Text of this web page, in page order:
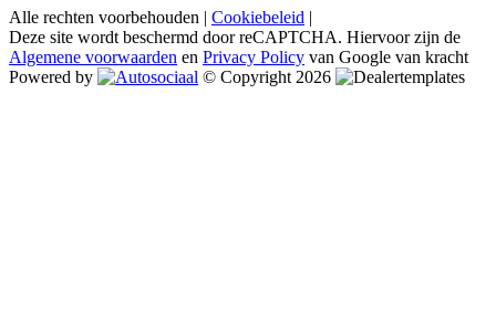
Alle rechten voorbehouden | Cookiebeleid |
Deze site wordt beschermd door reCAPTCHA. Hiervoor zijn de
Algemene voorwaarden en Privacy Policy van Google van kracht
Powered by
© Copyright 2026